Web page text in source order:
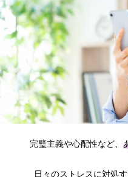
完璧主義や心配性など、
日々のストレスに対処